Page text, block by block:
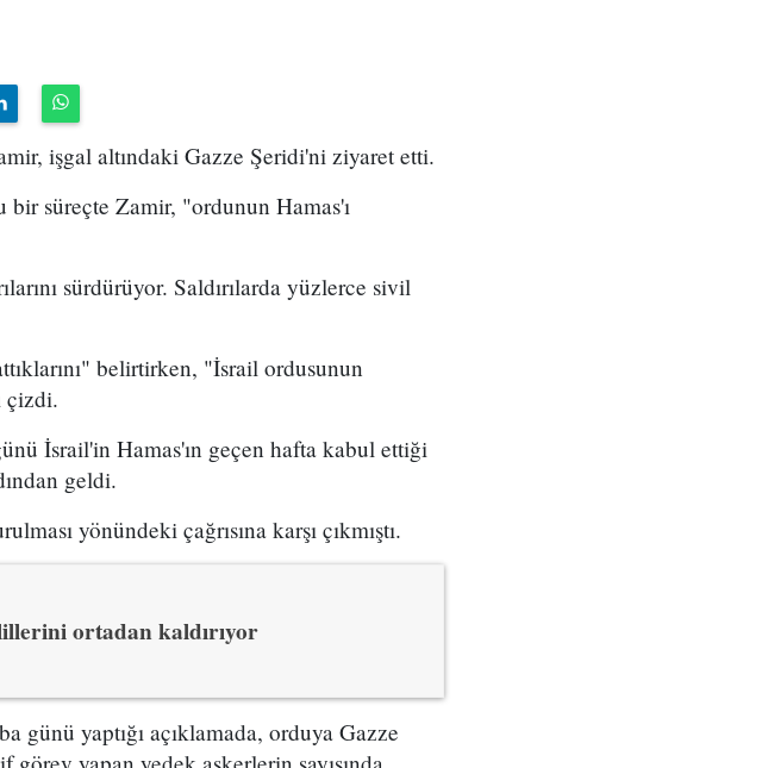
işgal altındaki Gazze Şeridi'ni ziyaret etti.
bir süreçte Zamir, "ordunun Hamas'ı
sürdürüyor. Saldırılarda yüzlerce sivil
belirtirken, "İsrail ordusunun
çizdi.
İsrail'in Hamas'ın geçen hafta kabul ettiği
geldi.
yönündeki çağrısına karşı çıkmıştı.
ortadan kaldırıyor
günü yaptığı açıklamada, orduya Gazze